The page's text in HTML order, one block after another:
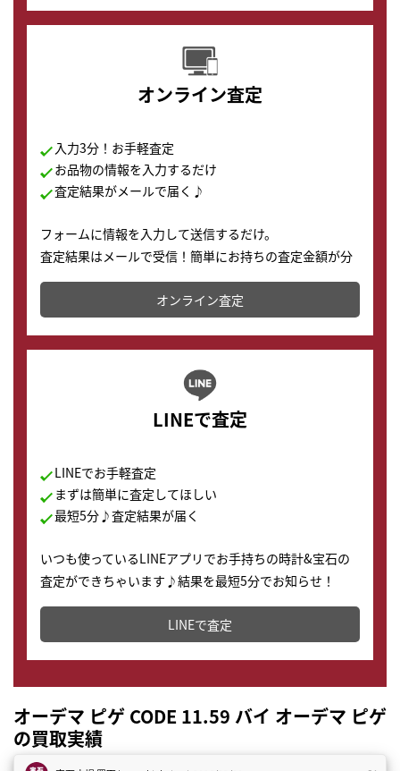
オンライン査定
入力3分！お手軽査定
お品物の情報を入力するだけ
査定結果がメールで届く♪
フォームに情報を入力して送信するだけ。
査定結果はメールで受信！簡単にお持ちの査定金額が分
かります。
オンライン査定
LINEで査定
LINEでお手軽査定
まずは簡単に査定してほしい
最短5分♪査定結果が届く
いつも使っているLINEアプリでお手持ちの時計&宝石の
査定ができちゃいます♪結果を最短5分でお知らせ！
どこからでもすぐに査定金額を知ることが出来ます。
LINEで査定
オーデマ ピゲ CODE 11.59 バイ オーデマ ピゲ
の買取実績